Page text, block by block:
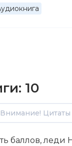
10
Внимание! Цитаты
баллов, леди